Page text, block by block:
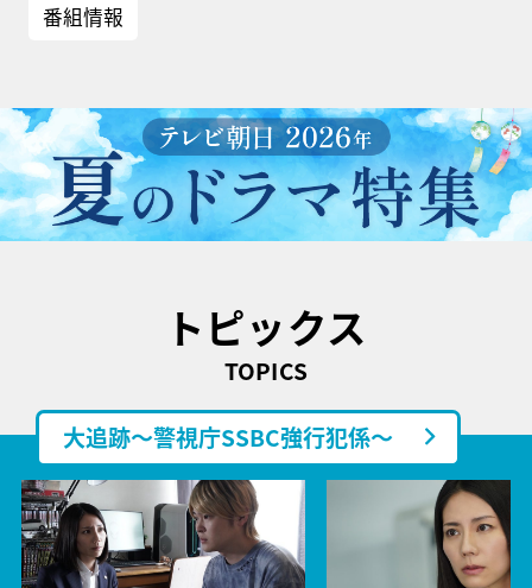
番組情報
トピックス
TOPICS
大追跡～警視庁SSBC強行犯係～